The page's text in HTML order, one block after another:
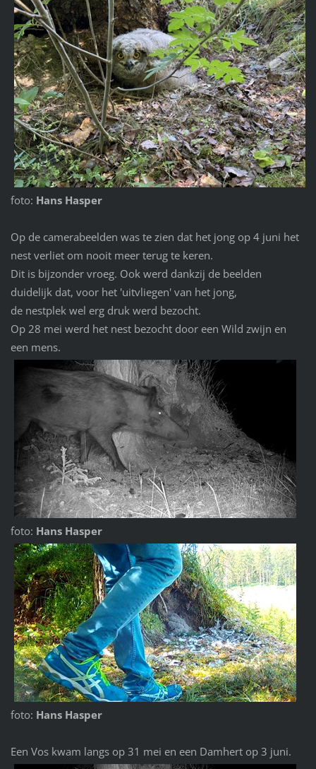
foto: Hans Hasper
Op de camerabeelden was te zien dat het jong op 4 juni het
nest verliet om nooit meer terug te keren.
Dit is bijzonder vroeg. Ook werd dankzij de beelden
duidelijk dat, voor het 'uitvliegen' van het jong,
de nestplek wel erg druk werd bezocht.
Op 28 mei werd het nest bezocht door een Wild zwijn en
een mens.
foto: Hans Hasper
foto: Hans Hasper
Een Vos kwam langs op 31 mei en een Damhert op 3 juni.